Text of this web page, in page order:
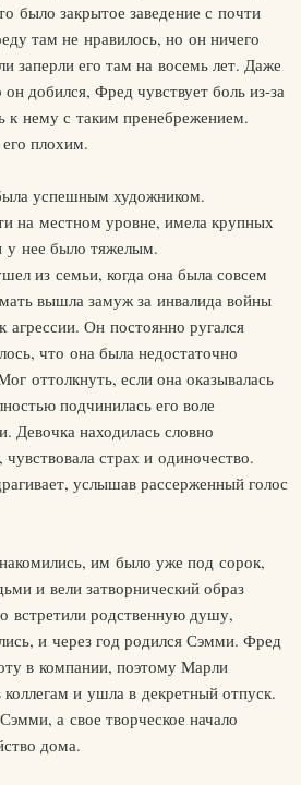
было закрытое заведение с почти
там не нравилось, но он ничего
заперли его там на восемь лет. Даже
он добился, Фред чувствует боль из-за
к нему с таким пренебрежением.
его плохим.
успешным художником.
на местном уровне, имела крупных
у нее было тяжелым.
из семьи, когда она была совсем
вышла замуж за инвалида войны
агрессии. Он постоянно ругался
что она была недостаточно
оттолкнуть, если она оказывалась
подчинилась его воле
Девочка находилась словно
страх и одиночество.
услышав рассерженный голос
им было уже под сорок,
и вели затворнический образ
встретили родственную душу,
и через год родился Сэмми. Фред
в компании, поэтому Марли
коллегам и ушла в декретный отпуск.
а свое творческое начало
дома.